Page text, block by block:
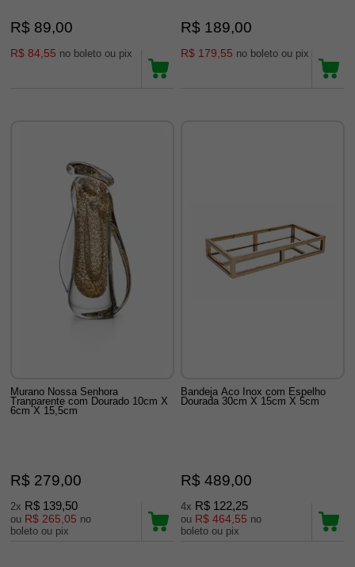
R$ 89,00
R$ 84,55 no boleto ou pix
R$ 189,00
R$ 179,55 no boleto ou pix
Murano Nossa Senhora
Tranparente com Dourado 10cm X
6cm X 15,5cm
R$ 279,00
2x R$ 139,50
ou R$ 265,05 no
boleto ou pix
Bandeja Aco Inox com Espelho
Dourada 30cm X 15cm X 5cm
R$ 489,00
4x R$ 122,25
ou R$ 464,55 no
boleto ou pix